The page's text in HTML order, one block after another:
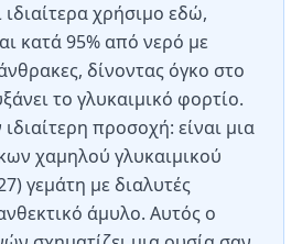
ιδιαίτερα χρήσιμο εδώ,
κατά 95% από νερό με
δίνοντας όγκο στο
το γλυκαιμικό φορτίο.
προσοχή: είναι μια
χαμηλού γλυκαιμικού
γεμάτη με διαλυτές
άμυλο. Αυτός ο